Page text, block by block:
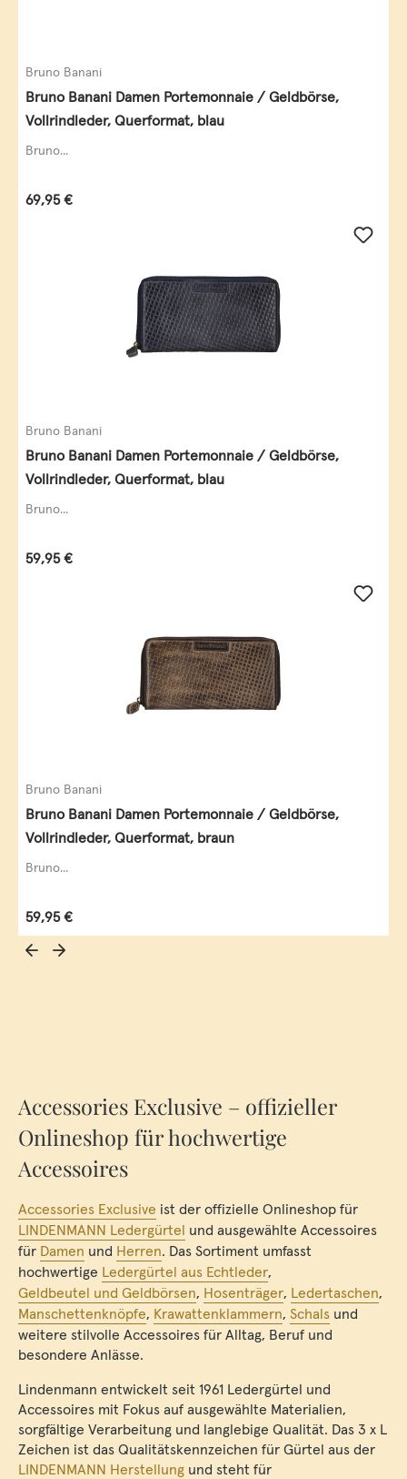
Bruno Banani
Bruno Banani Damen Portemonnaie / Geldbörse,
Vollrindleder, Querformat, blau
Bruno...
Regulärer Preis:
69,95 €
Bruno Banani
Bruno Banani Damen Portemonnaie / Geldbörse,
Vollrindleder, Querformat, blau
Bruno...
Regulärer Preis:
59,95 €
Bruno Banani
Bruno Banani Damen Portemonnaie / Geldbörse,
Vollrindleder, Querformat, braun
Bruno...
Regulärer Preis:
59,95 €
Accessories Exclusive – offizieller
Onlineshop für hochwertige
Accessoires
Accessories Exclusive ist der offizielle Onlineshop für
LINDENMANN Ledergürtel und ausgewählte Accessoires
für Damen und Herren. Das Sortiment umfasst
hochwertige Ledergürtel aus Echtleder,
Geldbeutel und Geldbörsen, Hosenträger, Ledertaschen,
Manschettenknöpfe, Krawattenklammern, Schals und
weitere stilvolle Accessoires für Alltag, Beruf und
besondere Anlässe.
Lindenmann entwickelt seit 1961 Ledergürtel und
Accessoires mit Fokus auf ausgewählte Materialien,
sorgfältige Verarbeitung und langlebige Qualität. Das 3 x L
Zeichen ist das Qualitätskennzeichen für Gürtel aus der
LINDENMANN Herstellung und steht für